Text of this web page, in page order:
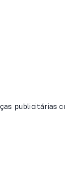
publicitárias